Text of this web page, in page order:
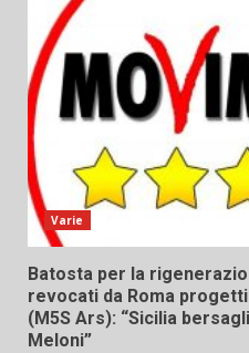
Varie
Batosta per la
revocati da Roma
(M5S Ars): “Sicilia
Meloni”